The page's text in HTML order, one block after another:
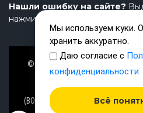
Нашли ошибку на сайте?
нажмите Ctrl+Enter и напишите
© Завод TimeTrial (ТаймТриал) -
проектирование надувных
Петербурге с 2000 г. из ПВХ
(ВОЗДУШНАЯ ПАЛУБА), OXFORD
Мы используем куки.
хранить аккуратно.
Даю согласие с
конфиденциальности
Всё